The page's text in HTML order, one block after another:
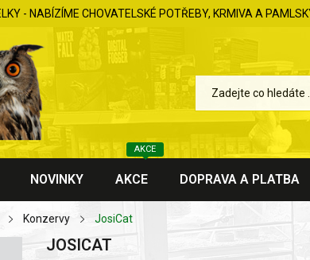
- NABÍZÍME CHOVATELSKÉ POTŘEBY, KRMIVA A
NOVINKY AKCE
AKCE
DOPRAVA A PLATBA
Konzervy JosiCat
JOSICAT